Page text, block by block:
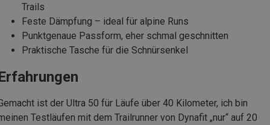
Trails
Feste Dämpfung – ideal für alpine Runs
Punktgenaue Passform, eher schmal geschnitten
Praktische Tasche für die Schnürsenkel
ist der Ultra 50 für Läufe über 40 Kilometer, ich bin
Testläufen mit dem Trailrunner von Dynafit „nur“ auf 20